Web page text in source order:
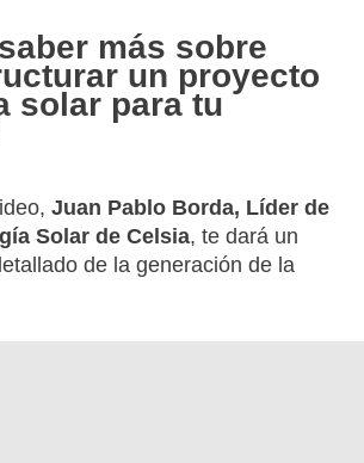
más sobre
un proyecto
solar para tu
Juan Pablo Borda, Líder de
Solar de Celsia, te dará un
de la generación de la